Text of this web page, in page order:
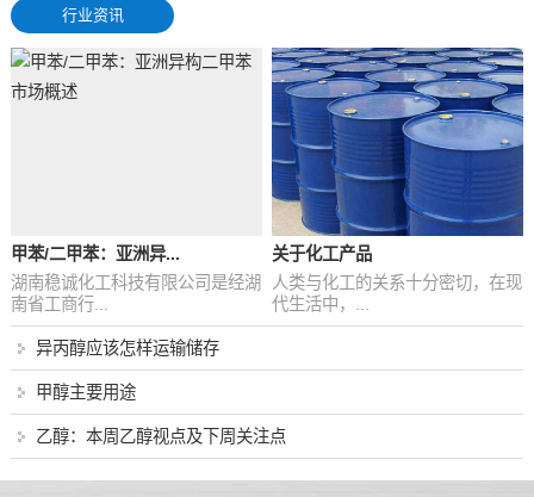
行业资讯
甲苯/二甲苯：亚洲异...
湖南稳诚化工科技有限公司是经湖
南省工商行...
关于化工产品
人类与化工的关系十分密切，在现
代生活中，...
异丙醇应该怎样运输储存
甲醇主要用途
乙醇：本周乙醇视点及下周关注点